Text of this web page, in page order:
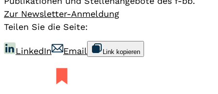
Zur Newsletter-Anmeldung
Teilen Sie die Seite:
LinkedIn Email Link kopieren